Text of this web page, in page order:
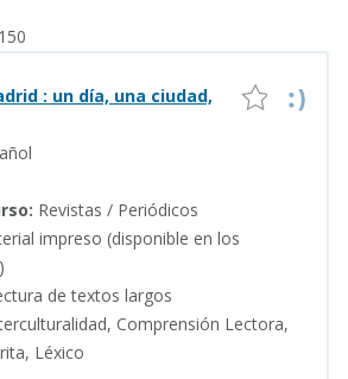
: un día, una ciudad,
Revistas / Periódicos
impreso (disponible en los
de textos largos
Comprensión Lectora,
Léxico